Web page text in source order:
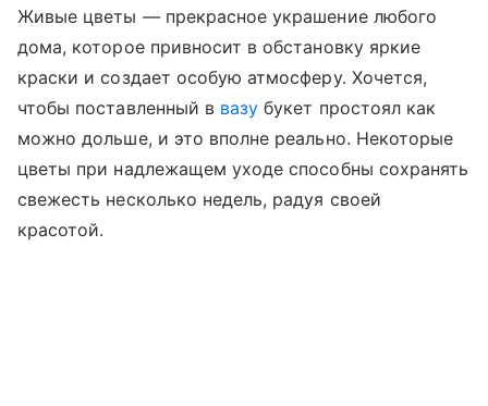
Живые цветы — прекрасное украшение любого
дома, которое привносит в обстановку яркие
краски и создает особую атмосферу. Хочется,
чтобы поставленный в вазу букет простоял как
можно дольше, и это вполне реально. Некоторые
цветы при надлежащем уходе способны сохранять
свежесть несколько недель, радуя своей
красотой.